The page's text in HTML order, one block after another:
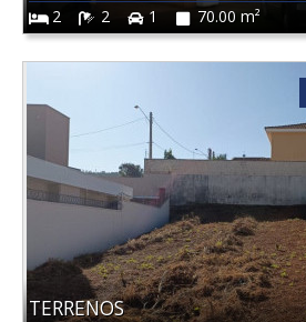
2
2 1 70.00 m²
TERRENOS